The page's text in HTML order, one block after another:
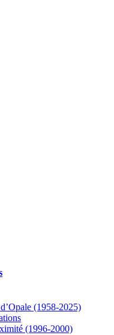
(1958-2025)
(1996-2000)